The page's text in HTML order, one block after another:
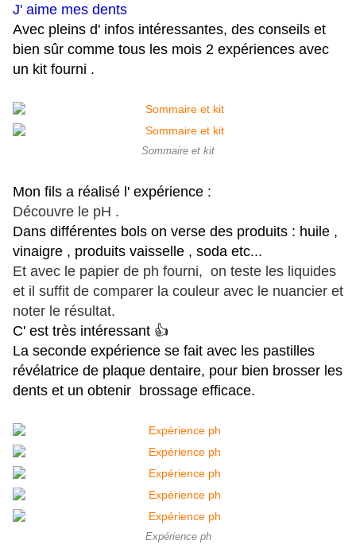
J' aime mes dents
Avec pleins d' infos intéressantes, des conseils et
bien sûr comme tous les mois 2 expériences avec
un kit fourni .
Sommaire et kit
Mon fils a réalisé l' expérience :
Découvre le pH .
Dans différentes bols on verse des produits : huile ,
vinaigre , produits vaisselle , soda etc...
Et avec le papier de ph fourni, on teste les liquides
et il suffit de comparer la couleur avec le nuancier et
noter le résultat.
C' est très intéressant 👍
La seconde expérience se fait avec les pastilles
révélatrice de plaque dentaire, pour bien brosser les
dents et un obtenir brossage efficace.
Expérience ph